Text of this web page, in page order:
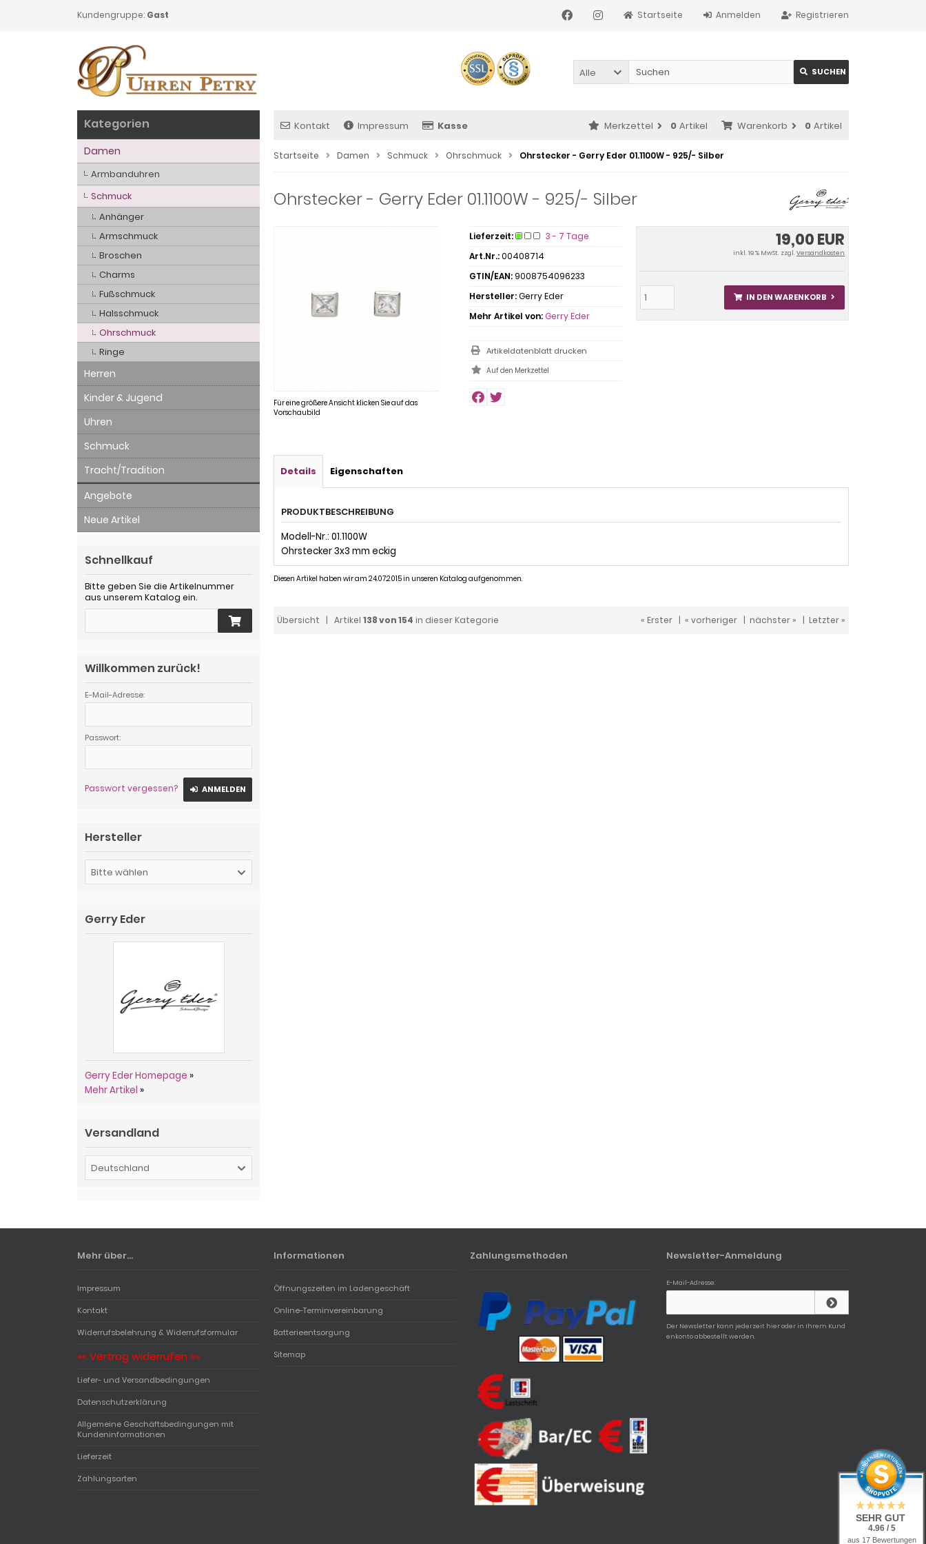
Kundengruppe: Gast Registrieren
Anmelden
Startseite
Alle SUCHEN
Kontakt Impressum Kasse Warenkorb 0 Artikel
Merkzettel 0 Artikel
Startseite Damen Schmuck Ohrschmuck Ohrstecker - Gerry Eder 01.1100W - 925/- Silber
Ohrstecker - Gerry Eder 01.1100W - 925/- Silber
Für eine größere Ansicht klicken Sie auf das
Vorschaubild
19,00 EUR
inkl. 19 % MwSt. zzgl.Versandkosten
IN DEN WARENKORB
Lieferzeit:
3 - 7 Tage
Art.Nr.:00408714
GTIN/EAN: 9008754096233
Hersteller:Gerry Eder
Mehr Artikel von: Gerry Eder
Artikeldatenblatt drucken
Details Eigenschaften
PRODUKTBESCHREIBUNG
Modell-Nr.: 01.1100W
Ohrstecker 3x3 mm eckig
Diesen Artikel haben wir am 24.07.2015 in unseren Katalog aufgenommen.
Übersicht | Artikel 138 von 154 in dieser Kategorie « Erster | « vorheriger | nächster » | Letzter »
Kategorien
Damen
Armbanduhren
Schmuck
Anhänger
Armschmuck
Broschen
Charms
Fußschmuck
Halsschmuck
Ohrschmuck
Ringe
Herren
Kinder & Jugend
Uhren
Schmuck
Tracht/Tradition
Angebote
Neue Artikel
Schnellkauf
Bitte geben Sie die Artikelnummer
aus unserem Katalog ein.
Willkommen zurück!
E-Mail-Adresse:
Passwort:
Passwort vergessen? ANMELDEN
Hersteller
Bitte wählen
Gerry Eder
Gerry Eder Homepage »
Mehr Artikel »
Versandland
Deutschland
Mehr über...
Impressum
Kontakt
Widerrufsbelehrung & Widerrufsformular
«« Vertrag widerrufen »»
Liefer- und Versandbedingungen
Datenschutzerklärung
Allgemeine Geschäftsbedingungen mit
Kundeninformationen
Lieferzeit
Zahlungsarten
Informationen
Öffnungszeiten im Ladengeschäft
Online-Terminvereinbarung
Batterieentsorgung
Sitemap
Zahlungsmethoden Newsletter-Anmeldung
E-Mail-Adresse:
Der Newsletter kann jederzeit hier oder in Ihrem Kund
enkonto abbestellt werden.
SEHR GUT
4.96 / 5
aus 17 Bewertungen